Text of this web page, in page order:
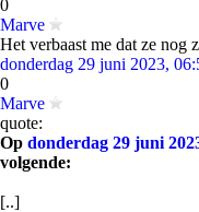
0
Marve
Het verbaast me dat ze nog
donderdag 29 juni 2023,
0
Marve
quote:
Op donderdag 29 juni
volgende:
[..]